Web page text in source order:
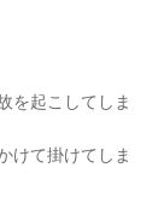
を起こしてしま
けて掛けてしま